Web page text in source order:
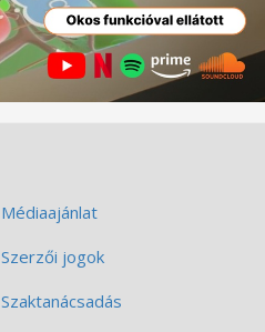
Médiaajánlat
Szerzői jogok
Szaktanácsadás